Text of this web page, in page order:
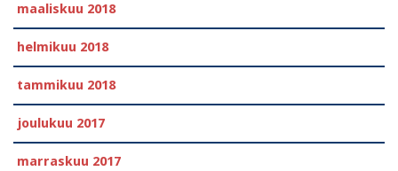
maaliskuu 2018
helmikuu 2018
tammikuu 2018
joulukuu 2017
marraskuu 2017